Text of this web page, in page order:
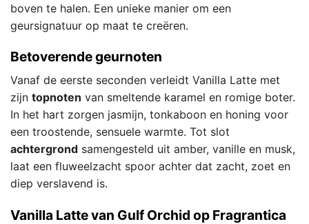
boven te halen. Een unieke manier om een
geursignatuur op maat te creëren.
Betoverende geurnoten
Vanaf de eerste seconden verleidt Vanilla Latte met
zijn topnoten van smeltende karamel en romige boter.
In het hart zorgen jasmijn, tonkaboon en honing voor
een troostende, sensuele warmte. Tot slot
achtergrond samengesteld uit amber, vanille en musk,
laat een fluweelzacht spoor achter dat zacht, zoet en
diep verslavend is.
Vanilla Latte van Gulf Orchid op Fragrantica